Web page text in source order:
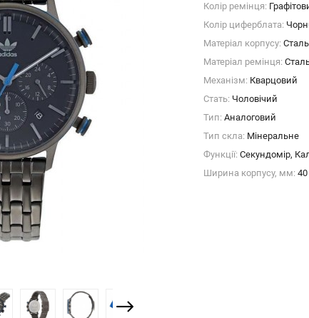
Колір ремінця:
Колір циферблата:
Матеріал корпусу: Сталь
Матеріал ремінця:
Механізм: Кварцовий
Стать: Чоловічий
Тип: Аналоговий
Тип скла: Мінеральне
Функції: Секундомір,
Ширина корпусу, мм: 40